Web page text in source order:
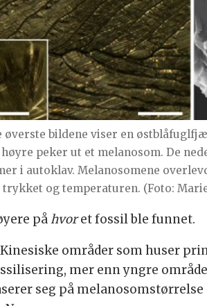
øverste bildene viser en
peker ut et melanosom. De
i autoklav. Melanosomene
trykket og temperaturen. (Foto:
påhvoret fossil ble funnet.
områder som huser
mer enn yngre
seg på